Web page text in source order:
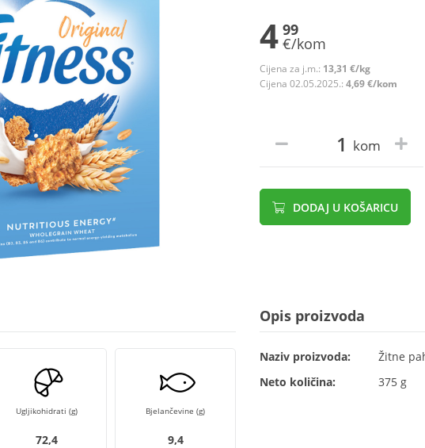
4 99
€/kom
Cijena za j.m.: 13,31 €/kg
Cijena 02.05.2025.: 4,69 €/kom
kom
DODAJ U KOŠARICU
Ugljikohidrati (g)
72,4
Bjelančevine (g)
9,4
Opis proizvoda
Naziv proizvoda:
Žitne
Neto količina:
375 g